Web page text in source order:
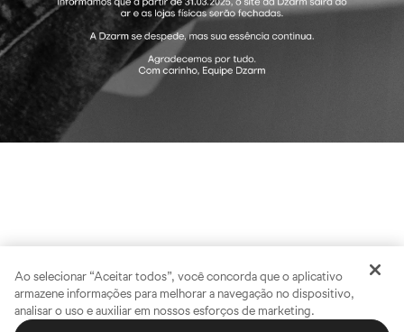
Ao selecionar “Aceitar todos”, você concorda que o aplicativo
armazene informações para melhorar a navegação no dispositivo,
analisar o uso e auxiliar em nossos esforços de marketing.